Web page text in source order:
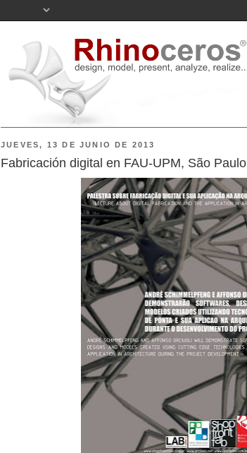
JUEVES, 13 DE JUNIO DE 2013
Fabricación digital en FAU-UPM, São Paulo